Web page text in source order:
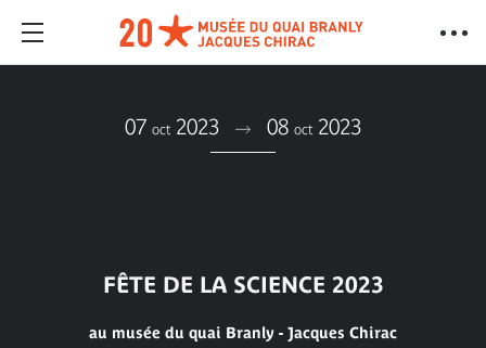
07 oct 2023 08 oct 2023
FÊTE DE LA SCIENCE 2023
au musée du quai Branly - Jacques Chirac